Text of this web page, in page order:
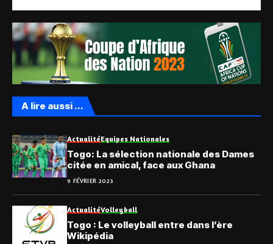
A lire aussi ...
ActualitéEquipes Nationales
Togo: La sélection nationale des Dames
citée en amical, face aux Ghana
9 FÉVRIER 2023
ActualitéVolleyball
Togo : Le volleyball entre dans l’ère
Wikipédia